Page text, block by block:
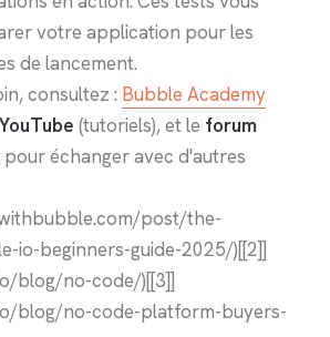
votre application pour les
de lancement.
consultez : Bubble Academy
YouTube (tutoriels), et le forum
pour échanger avec d'autres
post/the-
io-beginners-guide-2025/)[[2]]
blog/no-code/)[[3]]
blog/no-code-platform-buyers-